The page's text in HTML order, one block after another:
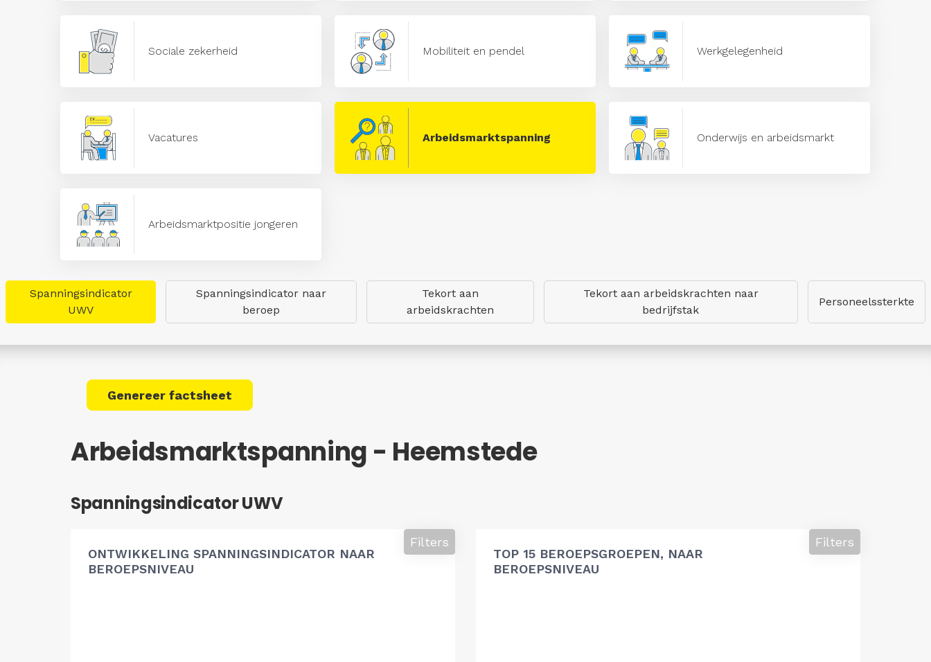
Sociale zekerheid Mobiliteit en pendel Werkgelegenheid
Vacatures Arbeidsmarktspanning Onderwijs en arbeidsmarkt
Arbeidsmarktpositie jongeren
Spanningsindicator
UWV
Spanningsindicator naar
beroep
Tekort aan
arbeidskrachten
Tekort aan arbeidskrachten naar
bedrijfstak
Personeelssterkte
Genereer factsheet
Arbeidsmarktspanning - Heemstede
Spanningsindicator UWV
ONTWIKKELING SPANNINGSINDICATOR NAAR
BEROEPSNIVEAU
Filters
TOP 15 BEROEPSGROEPEN, NAAR
BEROEPSNIVEAU
Filters